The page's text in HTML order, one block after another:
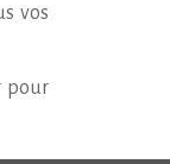
vos
pour